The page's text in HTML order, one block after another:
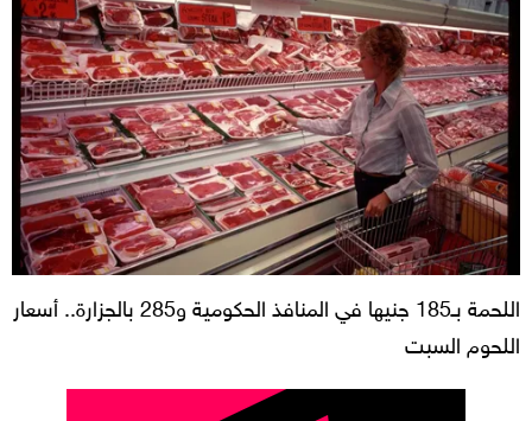
اللحمة بـ185 جنيها في المنافذ الحكومية و285 بالجزارة.. أسعار
اللحوم السبت